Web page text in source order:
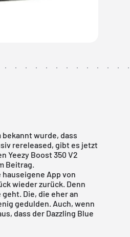
bekannt wurde, dass
rereleased, gibt es jetzt
Yeezy Boost 350 V2
Beitrag.
hauseigene App von
wieder zurück. Denn
Die, die eher an
gedulden. Auch, wenn
dass der Dazzling Blue